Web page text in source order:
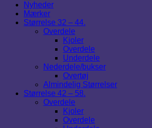
Nyheder
Mærker
Størrelse 32 – 44.
Overdele
Kjoler
Overdele
Underdele
Nederdele/bukser
Overtøj
Almindelig Størrelser
Størrelse 42 – 58.
Overdele
Kjoler
Overdele